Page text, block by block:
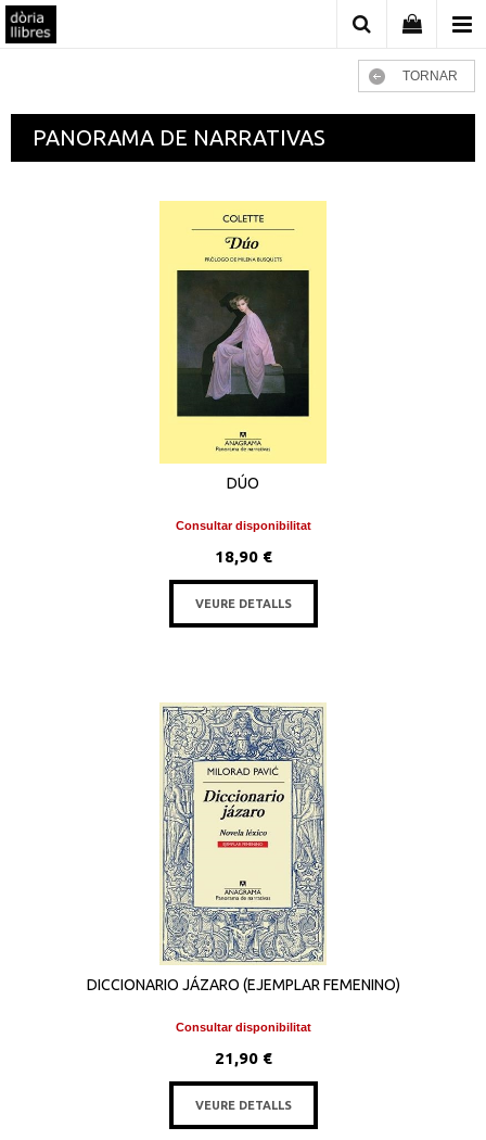
TORNAR
PANORAMA DE NARRATIVAS
DÚO
Consultar disponibilitat
18,90 €
VEURE DETALLS
DICCIONARIO JÁZARO (EJEMPLAR FEMENINO)
Consultar disponibilitat
21,90 €
VEURE DETALLS